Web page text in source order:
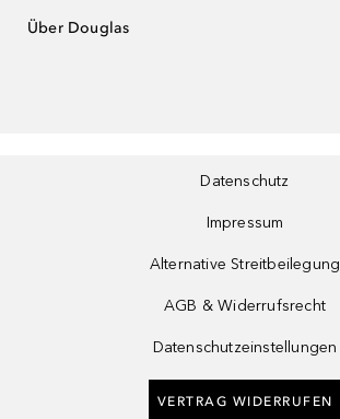
Über Douglas
Datenschutz
Impressum
Alternative Streitbeilegung
AGB & Widerrufsrecht
Datenschutzeinstellungen
VERTRAG WIDERRUFEN